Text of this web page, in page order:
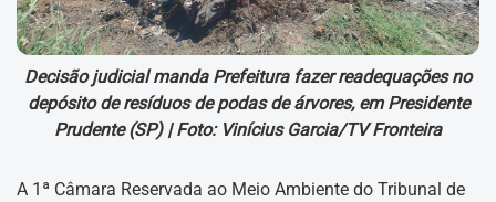
Decisão judicial manda Prefeitura fazer readequações no
depósito de resíduos de podas de árvores, em Presidente
Prudente (SP) | Foto: Vinícius Garcia/TV Fronteira
A 1ª Câmara Reservada ao Meio Ambiente do Tribunal de